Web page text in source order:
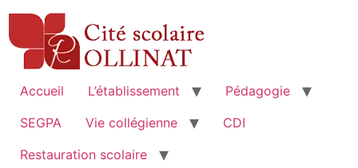
Accueil L’établissement
Pédagogie
SEGPA
Vie collégienne
CDI
Restauration scolaire